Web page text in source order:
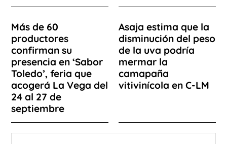
Más de 60
productores
confirman su
presencia en ‘Sabor
Toledo’, feria que
acogerá La Vega del
24 al 27 de
septiembre
Asaja estima que la
disminución del peso
de la uva podría
mermar la
camapaña
vitivinícola en C-LM